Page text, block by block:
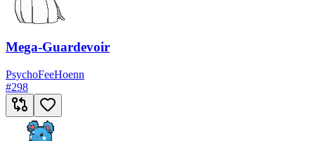
Mega-Guardevoir
PsychoFeeHoenn
#298